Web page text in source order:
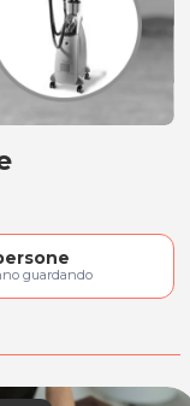
guardando